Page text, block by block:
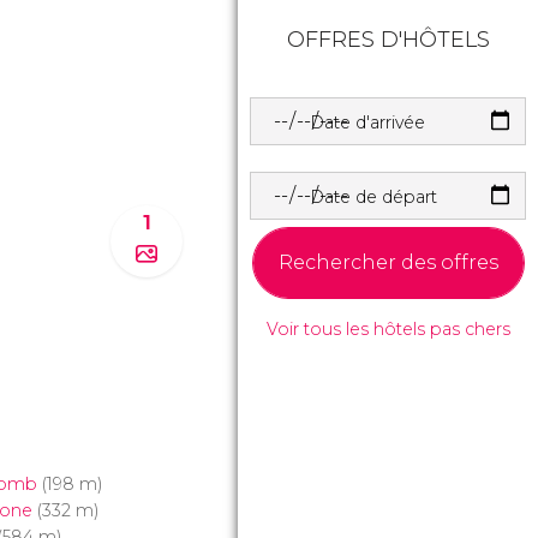
1
(198 m)
(332 m)
OFFRES D'HÔTELS
Date d'arrivée
Date de départ
Rechercher des offres
Voir tous les hôtels pas chers